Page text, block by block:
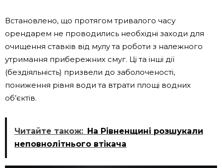
Встановлено, що протягом тривалого часу
орендарем не проводились необхідні заходи для
очищення ставків від мулу та роботи з належного
утримання прибережних смуг. Ці та інші дії
(бездіяльність) призвели до заболоченості,
пониження рівня води та втрати площі водних
об’єктів.
Читайте також: На Рівненщині розшукали
неповнолітнього втікача